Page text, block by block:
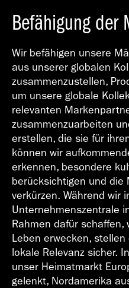
2019
2018
Befähigung der
Wir befähigen unsere
aus unserer globalen
zusammenzustellen,
um unsere globale
relevanten
zusammenzuarbeiten
erstellen, die sie für
können wir
erkennen, besondere
berücksichtigen und die
verkürzen. Während wir
Unternehmenszentrale
Rahmen dafür schaffen,
Leben erwecken,
lokale Relevanz sicher.
unser Heimatmarkt
gelenkt, Nordamerika